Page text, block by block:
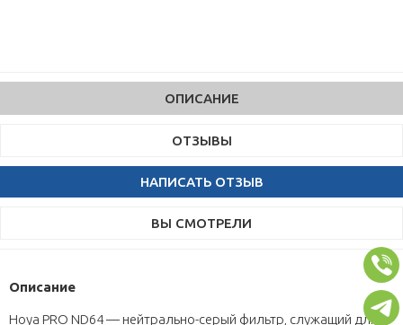
ОПИСАНИЕ
ОТЗЫВЫ
НАПИСАТЬ ОТЗЫВ
ВЫ СМОТРЕЛИ
Описание
Hoya PRO ND64 — нейтрально-серый фильтр, служащий для